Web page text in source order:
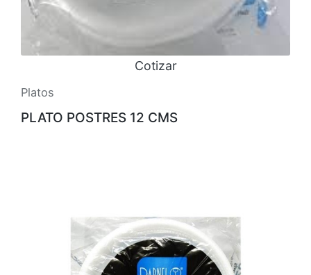
Cotizar
Platos
PLATO POSTRES 12 CMS